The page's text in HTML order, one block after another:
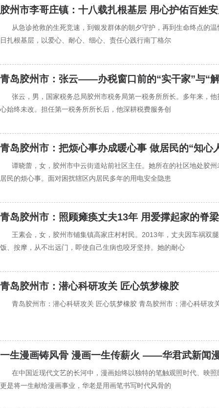
胶州市李哥庄镇：十八载扎根基层 用心护佑百姓
从急诊抢救的生死竞速，到银发群体的朝夕守护，再到生命终点
日扎根基层，以爱心、耐心、细心、责任心践行南丁格尔
青岛胶州市：张云——办税窗口前的“实干家”与“
张云，男，国家税务总局胶州市税务局第一税务所所长。多年来，
心始终未改。担任第一税务所所长后，他深耕税费服务创
青岛胶州市：把烦心事办成暖心事 做居民的“知心
谭晓蕾，女，胶州市中云街道站前社区主任。她所在的社区地处胶
居民的烦心事。面对困扰辖区内居民多年的用电安全隐患
青岛胶州市：照顾瘫痪丈夫13年 用爱撑起家的脊梁
王素会，女，胶州市铺集镇高家庄村村民。2013年，丈夫因车祸双
饭、按摩，从不出远门，即使自己生病也咬牙坚持。她的耐心
青岛胶州市：潜心科研攻关 匠心筑梦橡胶
青岛胶州市：潜心科研攻关 匠心筑梦橡胶 青岛胶州市：潜心科研攻
一生漫画铸风骨 漫画一生传薪火 ——华君武新闻
在中国近现代文艺的长河中，漫画始终以独特的笔触观照时代、映
更是将一生献给漫画事业，华老是用画笔书写时代风骨的